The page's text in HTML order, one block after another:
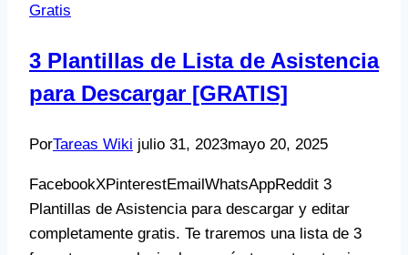
Gratis
3 Plantillas de Lista de Asistencia
para Descargar [GRATIS]
PorTareas Wiki julio 31, 2023mayo 20, 2025
FacebookXPinterestEmailWhatsAppReddit 3
Plantillas de Asistencia para descargar y editar
completamente gratis. Te traremos una lista de 3